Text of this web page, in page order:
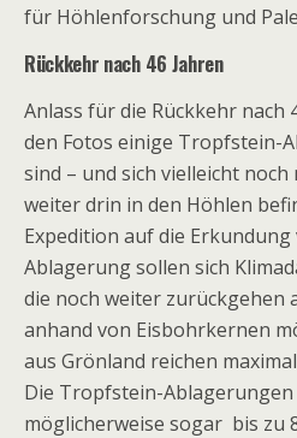
für Höhlenforschung und
Rückkehr nach 46 Jahren
Anlass für die Rückkehr nach
den Fotos einige Tropfstein-
sind – und sich vielleicht
weiter drin in den Höhlen
Expedition auf die
Ablagerung sollen sich
die noch weiter zurückgehen
anhand von Eisbohrkernen
aus Grönland reichen
Die Tropfstein-
möglicherweise sogar bis zu